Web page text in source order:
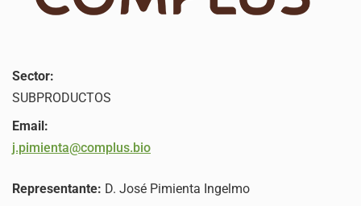
Sector:
SUBPRODUCTOS
Email:
j.pimienta@complus.bio
Representante: D. José Pimienta Ingelmo